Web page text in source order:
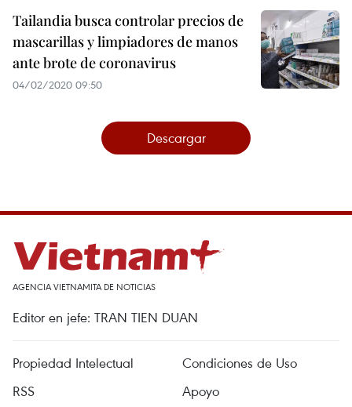
Tailandia busca controlar precios de
mascarillas y limpiadores de manos
ante brote de coronavirus
04/02/2020 09:50
Descargar
AGENCIA VIETNAMITA DE NOTICIAS
Editor en jefe: TRAN TIEN DUAN
Propiedad Intelectual
Condiciones de Uso
RSS
Apoyo